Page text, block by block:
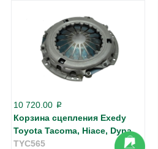
10 720.00 p
Корзина сцепления Exedy
Toyota Tacoma, Hiace, Dyna
TYC565